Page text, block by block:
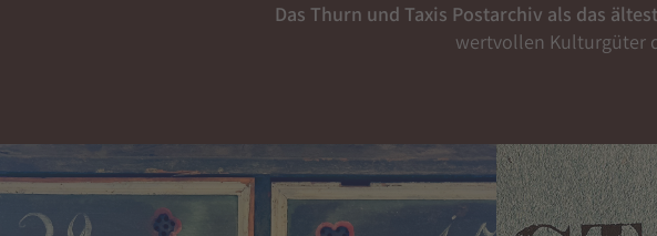
Das Thurn und Taxis Postarchiv als das
wertvollen Kulturgüter